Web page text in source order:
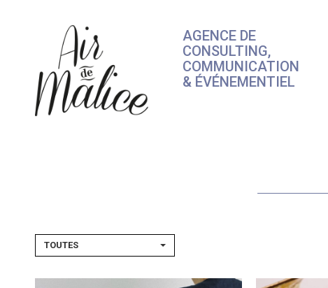
content
AGENCE DE
CONSULTING,
COMMUNICATION
& ÉVÉNEMENTIEL
TOUTES